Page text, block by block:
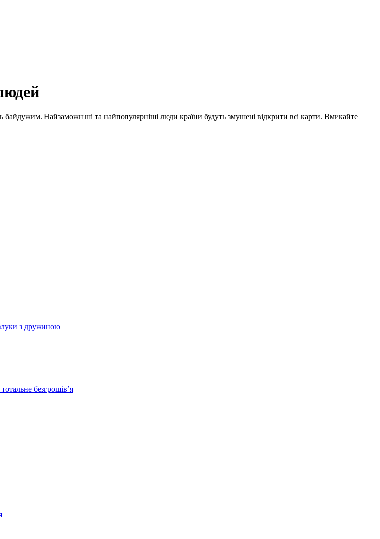
байдужим. Найзаможніші та найпопулярніші люди країни будуть змушені відкрити всі карти. Вмикайте
з дружиною
безгрошів’я